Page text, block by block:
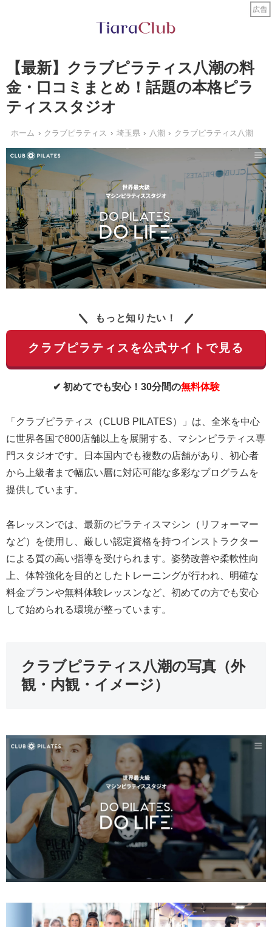
【最新】クラブピラティス八潮の料
金・口コミまとめ！話題の本格ピラ
ティススタジオ
ホーム クラブピラティス 埼玉県 八潮 クラブピラティス八潮
もっと知りたい！
クラブピラティスを公式サイトで見る
✔ 初めてでも安心！30分間の無料体験
「クラブピラティス（CLUB PILATES）」は、全米を中心
に世界各国で800店舗以上を展開する、マシンピラティス専
門スタジオです。日本国内でも複数の店舗があり、初心者
から上級者まで幅広い層に対応可能な多彩なプログラムを
提供しています。
各レッスンでは、最新のピラティスマシン（リフォーマー
など）を使用し、厳しい認定資格を持つインストラクター
による質の高い指導を受けられます。姿勢改善や柔軟性向
上、体幹強化を目的としたトレーニングが行われ、明確な
料金プランや無料体験レッスンなど、初めての方でも安心
して始められる環境が整っています。
クラブピラティス八潮の写真（外
観・内観・イメージ）